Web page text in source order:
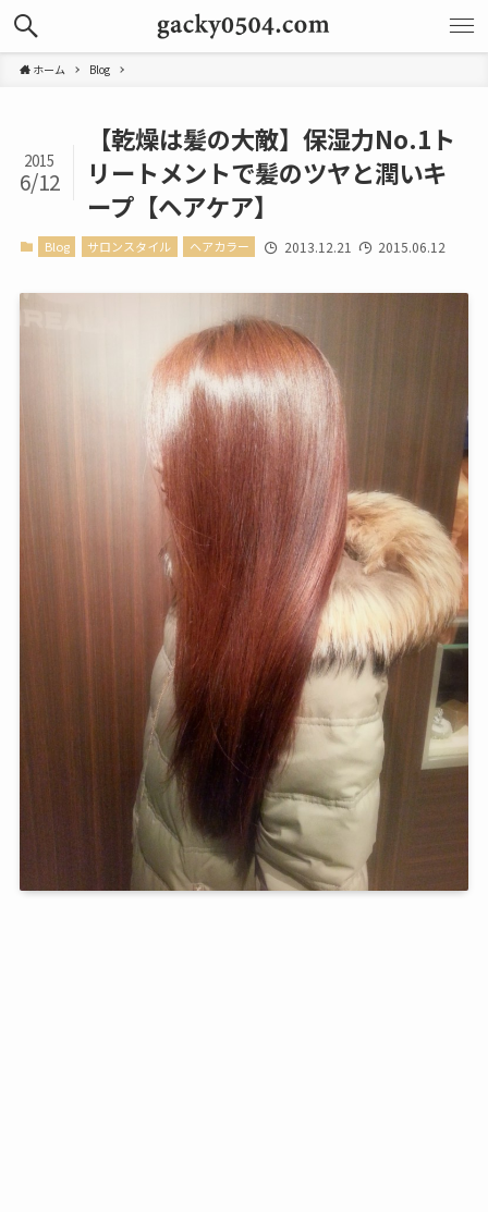
ホーム Blog
【乾燥は髪の大敵】保湿力No.1ト
リートメントで髪のツヤと潤いキ
ープ【ヘアケア】
2015
6/12
Blog サロンスタイル ヘアカラー 2013.12.21 2015.06.12